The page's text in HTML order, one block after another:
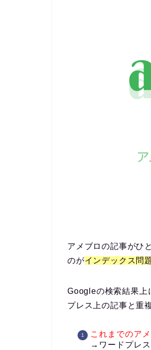
アメブロの記事がひ
のがインデックス問題
Googleの検索結果上
プレス上の記事と重
これまでのア
→ワードプレ